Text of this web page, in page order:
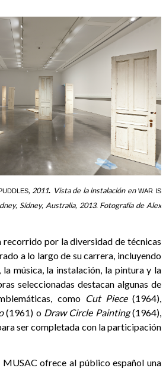
, 2011. Vista de la instalación en WAR IS
Sídney, Australia, 2013. Fotografía de Alex
recorrido por la diversidad de técnicas
a lo largo de su carrera, incluyendo
música, la instalación, la pintura y la
seleccionadas destacan algunas de
como Cut Piece(1964),
(1961) o Draw Circle Painting(1964),
ser completada con la participación
ofrece al público español una